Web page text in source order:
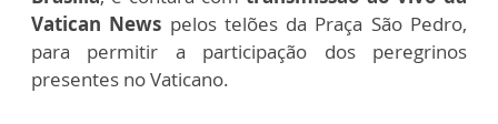
Vatican News pelos telões da Praça São Pedro,
para permitir a participação dos peregrinos
presentes no Vaticano.